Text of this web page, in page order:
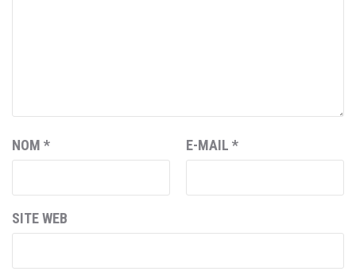
NOM * E-MAIL *
SITE WEB